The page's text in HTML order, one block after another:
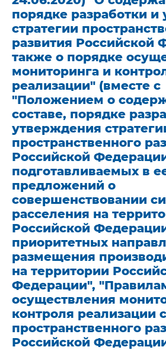
порядке разработки и
стратегии
развития Российской
также о порядке
мониторинга и
реализации" (вместе с
"Положением о
составе, порядке
утверждения
пространственного
Российской
подготавливаемых в
предложений о
совершенствовании
расселения на
Российской
приоритетных
размещения
на территории
Федерации",
осуществления
контроля реализации
пространственного
Российской